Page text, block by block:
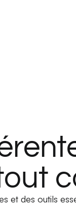
et des outils